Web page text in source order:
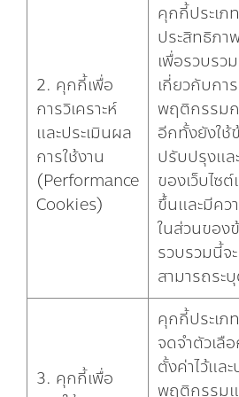
2. คุกกี้เพื่อ
การวิเคราะห์
และประเมินผล
การใช้งาน
(Performance
Cookies)
คุกกี้ประเภ
ประสิทธิภา
เพื่อรวบร
เกี่ยวกับกา
พฤติกรรมก
อีกทั้งยังใช้
ปรับปรุงแ
ของเว็บไซ
ขึ้นและมีคว
ในส่วนขอ
รวบรวมนี้จ
สามารถระ
3. คุกกี้เพื่อ
คุกกี้ประเภ
จดจำตัวเลื
ตั้งค่าไว้แล
พฤติกรรมแ